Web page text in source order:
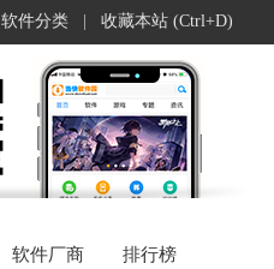
软件分类 收藏本站 (Ctrl+D)
软件厂商 排行榜